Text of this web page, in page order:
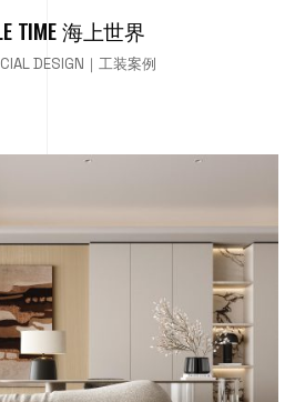
TIME 海上世界
DESIGN｜工装案例